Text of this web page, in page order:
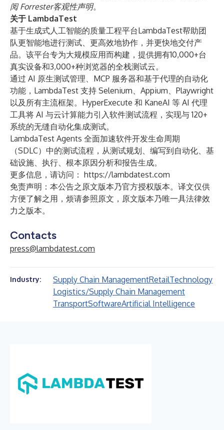
阅 Forrester客观性声明。
关于 LambdaTest
基于生成式人工智能的质量工程平台LambdaTest帮助团
队更智能地进行测试、更高效地协作，并更快地交付产
品。该平台专为大规模应用而构建，提供拥有10,000+台
真实设备和3,000+种浏览器的全栈测试云。
通过 AI 原生测试管理、MCP 服务器和基于代理的自动化
功能，LambdaTest 支持 Selenium、Appium、Playwright
以及所有主流框架。HyperExecute 和 KaneAI 等 AI 代理
工具将 AI 与云计算能力引入软件测试流程，实现与 120+
系统的无缝自动化集成测试。
LambdaTest Agents 全面加速软件开发生命周期
（SDLC）中的测试流程，从测试规划、编写到自动化、基
础设施、执行、根本原因分析和报告生成。
更多信息，请访问： https://lambdatest.com
免责声明：本公告之原文版本乃官方授权版本。译文仅供
方便了解之用，烦请参照原文，原文版本乃唯一具法律效
力之版本。
Contacts
press@lambdatest.com
Industry: Supply Chain ManagementRetailTechnology
Logistics/Supply Chain Management
TransportSoftwareArtificial Intelligence